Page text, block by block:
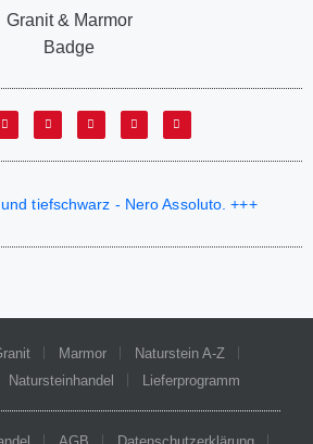
tiefschwarz - Nero Assoluto. +++
Marmor
Naturstein A-Z
Natursteinhandel Lieferprogramm